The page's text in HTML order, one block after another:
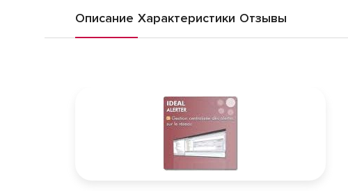
Описание Характеристики Отзывы